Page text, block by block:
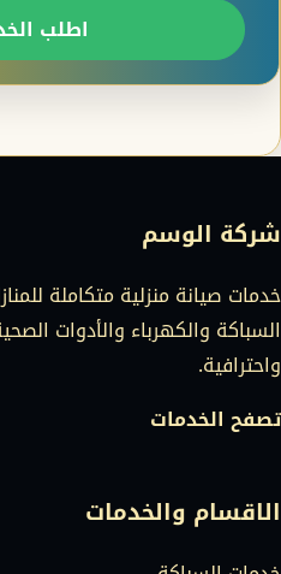
اطلب
شركة الوسم
خدمات صيانة منزلية متكاملة
السباكة والكهرباء والأدوات
واحترافية.
تصفح الخدمات
الاقسام والخدمات